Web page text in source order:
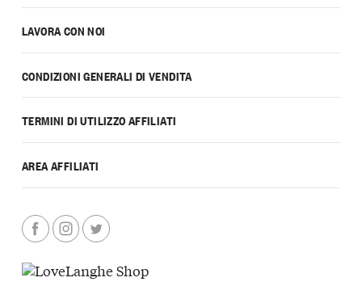
LAVORA CON NOI
CONDIZIONI GENERALI DI VENDITA
TERMINI DI UTILIZZO AFFILIATI
AREA AFFILIATI